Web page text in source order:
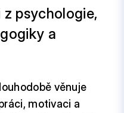
psychologie,
a
věnuje
motivaci a